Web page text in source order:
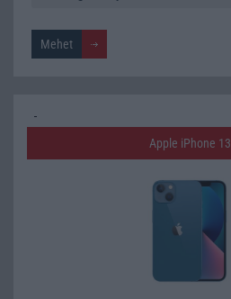
Apple iPhone 13